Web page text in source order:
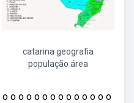
catarina geografia
população área
o o o o o o o o o o o o o